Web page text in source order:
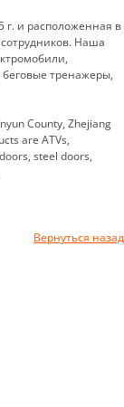
г. и расположенная в
Наша
тренажеры,
County, Zhejiang
are ATVs,
steel doors,
Вернуться назад